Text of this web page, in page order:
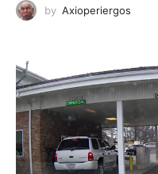
by Axioperiergos